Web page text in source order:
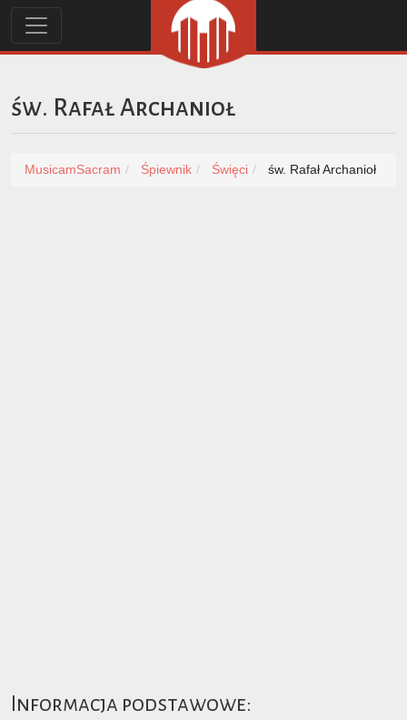
św. Rafał Archanioł
MusicamSacram Śpiewnik Święci św. Rafał Archanioł
Informacja podstawowe: